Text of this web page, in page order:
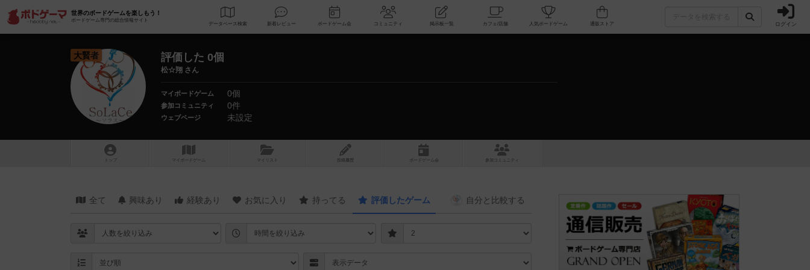
世界のボードゲームを楽しもう！
ボードゲーム専門の総合情報サイト
データベース 検索 新着レビュー ボードゲーム会 コミュニティ 掲示板一覧 カフェ/店舗 人気ボードゲーム ログイン
大賢者 評価した 0個
松☆翔 さん
マイボードゲーム 0個
参加コミュニティ 0件
ウェブページ 未設定
トップ マイボードゲーム マイリスト 投稿履歴 ボ ドゲ ーム コミュニティ
全て 興味あり 経験あり お気に入り 持ってる 評価したゲーム 自分と 比較する